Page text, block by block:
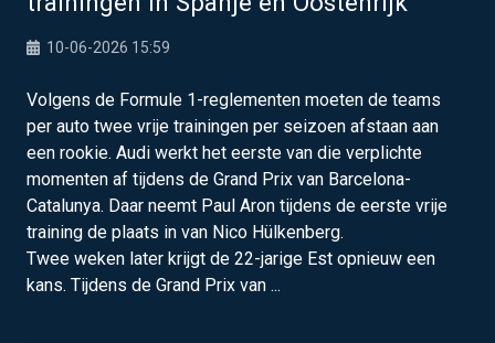
10-06-2026 15:59
Volgens de Formule 1-reglementen moeten de teams
per auto twee vrije trainingen per seizoen afstaan aan
een rookie. Audi werkt het eerste van die verplichte
momenten af tijdens de Grand Prix van Barcelona-
Catalunya. Daar neemt Paul Aron tijdens de eerste vrije
training de plaats in van Nico Hülkenberg.
Twee weken later krijgt de 22-jarige Est opnieuw een
kans. Tijdens de Grand Prix van ...